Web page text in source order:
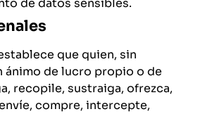
de datos sensibles.
que quien, sin
ánimo de lucro propio o de
recopile, sustraiga, ofrezca,
compre, intercepte,